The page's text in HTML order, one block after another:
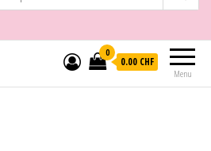
Menu
0
0.00 CHF